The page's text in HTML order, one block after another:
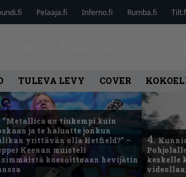
Pelaaja.fi Inferno.fi Rumba.fi
TULEVA LEVY COVER
”Metallica on tiukempi kuin
ja te haluatte jonkun
yrittävän olla Hetfield?” –
Keenan muisteli
koesoittoaan hevijätin
4.
keskelle